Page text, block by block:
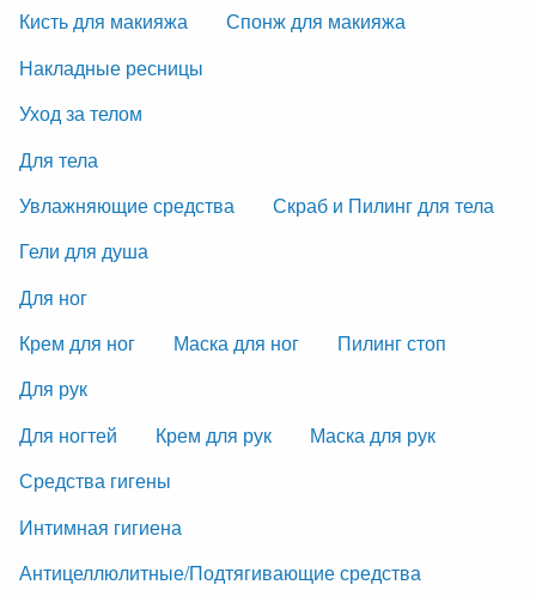
Кисть для макияжа
Спонж для макияжа
Накладные ресницы
Уход за телом
Для тела
Увлажняющие средства
Скраб и Пилинг для тела
Гели для душа
Для ног
Крем для ног
Маска для ног
Пилинг стоп
Для рук
Для ногтей
Крем для рук
Маска для рук
Средства гигены
Интимная гигиена
Антицеллюлитные/Подтягивающие средства